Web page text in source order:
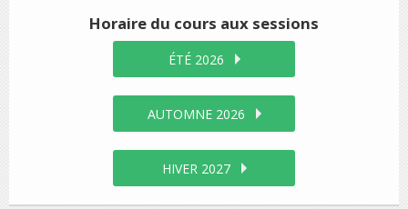
Horaire du cours aux sessions
ÉTÉ 2026
AUTOMNE 2026
HIVER 2027